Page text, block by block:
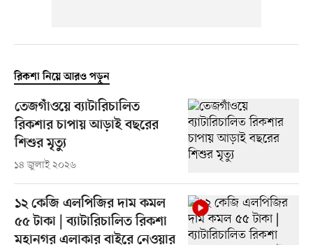
রিকশা নিয়ে আরও পড়ুন
তেজগাঁওয়ে ব্যাটারিচালিত
রিকশার চাপায় আড়াই বছরের
শিশুর মৃত্যু
১৪ জুলাই ২০২৬
১২ কেজি এলপিজির দাম কমল
৫৫ টাকা | ব্যাটারিচালিত রিকশা
মহানগর এলাকার বাইরে নেওয়ার